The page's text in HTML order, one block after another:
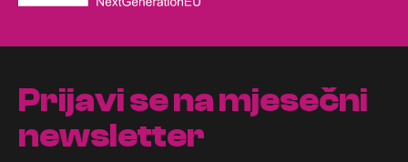
Prijavi se na mjesečni
newsletter